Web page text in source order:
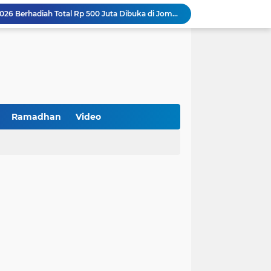
Turnamen PKDI Cup II 2026 Berhadiah Total Rp 500 Juta Dibuka di Jombang, Ketua PKDI Jatim Syaifullah Mahdi: Ajang Silaturrahmi dan Media Komunikasi Antar-Kades untuk Memajukan Desa
Kemerdekaan
Kemenkop Tekankan Peran Strategis Manajer dalam Menentukan Keberhasilan KDKMP
Ramadhan Video